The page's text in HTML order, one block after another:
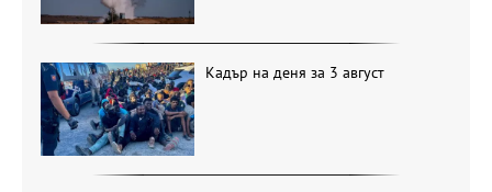
Кадър на деня за 3 август